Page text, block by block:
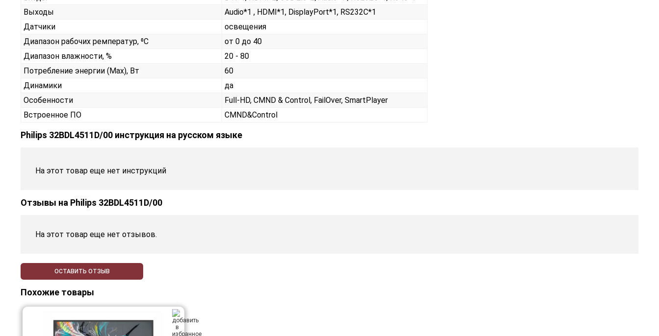
Выходы
Audio*1 , HDMI*1, DisplayPort*1, RS232С*1
Датчики
освещения
Диапазон рабочих ремператур, ⁰С
от 0 до 40
Диапазон влажности, %
20 - 80
Потребление энергии (Max), Вт
60
Динамики
да
Особенности
Full-HD, CMND & Control, FailOver, SmartPlayer
Встроенное ПО
CMND&Control
Philips 32BDL4511D/00 инструкция на русском языке
На этот товар еще нет инструкций
Отзывы на Philips 32BDL4511D/00
На этот товар еще нет отзывов.
ОСТАВИТЬ ОТЗЫВ
Похожие товары